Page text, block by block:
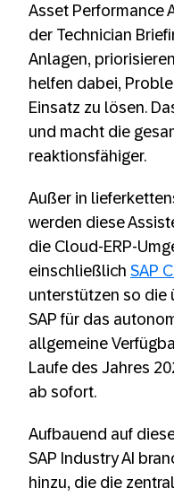
Asset Performance
der Technician
Anlagen,
helfen dabei,
Einsatz zu lösen.
und macht die
reaktionsfähiger.
Außer in
werden diese
die Cloud-ERP-
einschließlich SAP
unterstützen so die
SAP für das
allgemeine
Laufe des Jahres
ab sofort.
Aufbauend auf
SAP Industry AI
hinzu, die die